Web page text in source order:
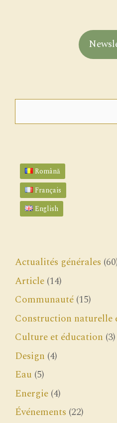
Română
Français
English
Actualités générales
Article (14)
Communauté (15)
Construction naturelle
Culture et éducation (3)
Design (4)
Eau (5)
Energie (4)
Événements (22)